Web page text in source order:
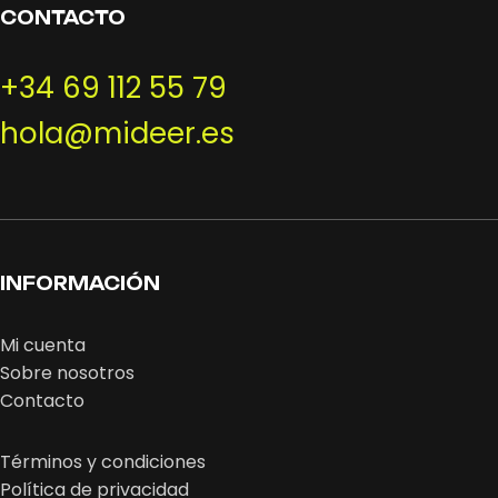
CONTACTO
+34 69 112 55 79
hola@mideer.es
INFORMACIÓN
Mi cuenta
Sobre nosotros
Contacto
Términos y condiciones
Política de privacidad